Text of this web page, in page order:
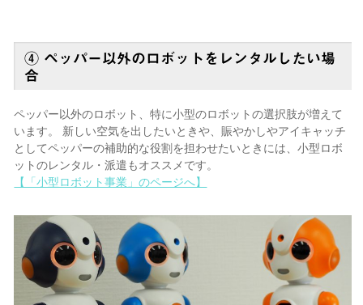
④ ペッパー以外のロボットをレンタルしたい場
合
ペッパー以外のロボット、特に小型のロボットの選択肢が増えて
います。 新しい空気を出したいときや、賑やかしやアイキャッチ
としてペッパーの補助的な役割を担わせたいときには、小型ロボ
ットのレンタル・派遣もオススメです。
【「小型ロボット事業」のページへ】